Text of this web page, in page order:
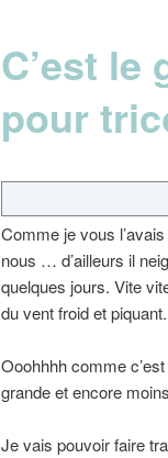
C’est le
pour
Comme je vous
nous … d’ailleurs il
quelques jours. Vite
du vent froid et piquant.
Ooohhhh comme
grande et encore
Je vais pouvoir faire